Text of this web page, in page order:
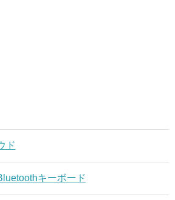
ド
キーボード